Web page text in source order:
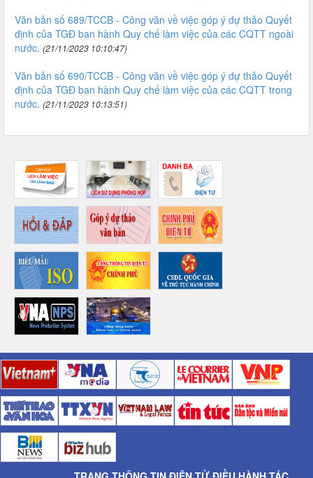
Văn bản số 689/TCCB - Công văn về việc góp ý dự thảo Quyết
định của TGĐ ban hành Quy chế làm việc của các CQTT ngoài
nước. (21/11/2023 10:10:47)
Văn bản số 690/TCCB - Công văn về việc góp ý dự thảo Quyết
định của TGĐ ban hành Quy chế làm việc của các CQTT trong
nước. (21/11/2023 10:13:51)